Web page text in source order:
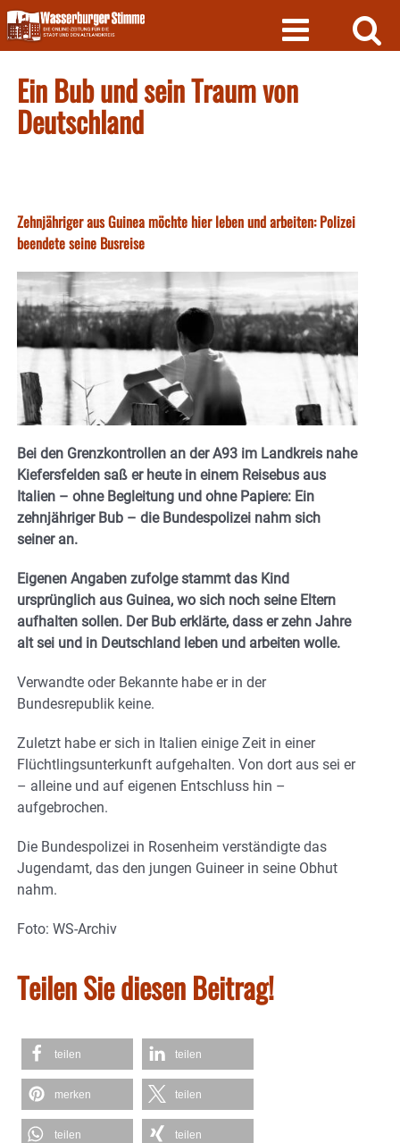
Skip
to
content
Ein Bub und sein Traum von
Deutschland
Zehnjähriger aus Guinea möchte hier leben und arbeiten: Polizei
beendete seine Busreise
Bei den Grenzkontrollen an der A93 im Landkreis nahe
Kiefersfelden saß er heute in einem Reisebus aus
Italien – ohne Begleitung und ohne Papiere: Ein
zehnjähriger Bub – die Bundespolizei nahm sich
seiner an.
Eigenen Angaben zufolge stammt das Kind
ursprünglich aus Guinea, wo sich noch seine Eltern
aufhalten sollen. Der Bub erklärte, dass er zehn Jahre
alt sei und in Deutschland leben und arbeiten wolle.
Verwandte oder Bekannte habe er in der
Bundesrepublik keine.
Zuletzt habe er sich in Italien einige Zeit in einer
Flüchtlingsunterkunft aufgehalten. Von dort aus sei er
– alleine und auf eigenen Entschluss hin –
aufgebrochen.
Die Bundespolizei in Rosenheim verständigte das
Jugendamt, das den jungen Guineer in seine Obhut
nahm.
Foto: WS-Archiv
Teilen Sie diesen Beitrag!
teilen teilen
merken teilen
teilen teilen